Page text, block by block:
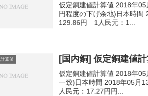
仮定銅建値計算値 2018年
円程度の下げ余地)日本時
129.86円 1人民元：1...
算値 [国内銅] 仮定銅建値
仮定銅建値計算値 2018年
一致)日本時間 2018年05月
人民元：17.27円円...